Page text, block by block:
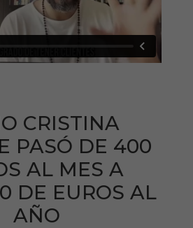
CRISTINA
PASÓ DE 400
AL MES A
DE EUROS AL
AÑO